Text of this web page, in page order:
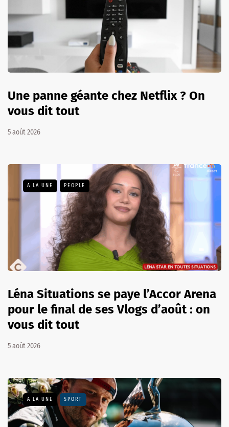
Une panne géante chez Netflix ? On
vous dit tout
5 août 2026
A LA UNE PEOPLE
Léna Situations se paye l’Accor Arena
pour le final de ses Vlogs d’août : on
vous dit tout
5 août 2026
A LA UNE SPORT